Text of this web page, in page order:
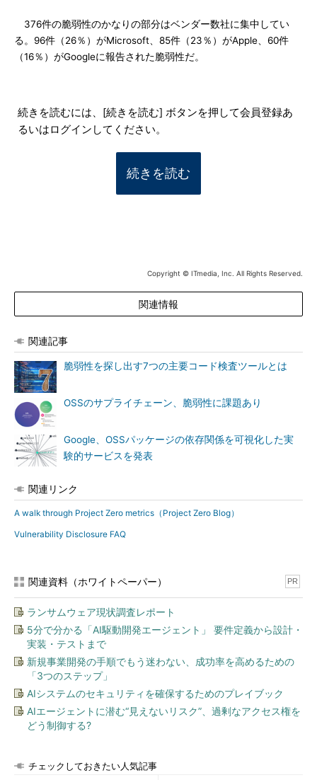
376件の脆弱性のかなりの部分はベンダー数社に集中してい
る。96件（26％）がMicrosoft、85件（23％）がApple、60件
（16％）がGoogleに報告された脆弱性だ。
続きを読むには、[続きを読む] ボタンを押して会員登録あ
るいはログインしてください。
続きを読む
Copyright © ITmedia, Inc. All Rights Reserved.
関連情報
関連記事
脆弱性を探し出す7つの主要コード検査ツールとは
OSSのサプライチェーン、脆弱性に課題あり
Google、OSSパッケージの依存関係を可視化した実
験的サービスを発表
関連リンク
A walk through Project Zero metrics（Project Zero Blog）
Vulnerability Disclosure FAQ
関連資料（ホワイトペーパー） PR
ランサムウェア現状調査レポート
5分で分かる「AI駆動開発エージェント」 要件定義から設計・
実装・テストまで
新規事業開発の手順でもう迷わない、成功率を高めるための
「3つのステップ」
AIシステムのセキュリティを確保するためのプレイブック
AIエージェントに潜む“見えないリスク”、過剰なアクセス権を
どう制御する?
チェックしておきたい人気記事